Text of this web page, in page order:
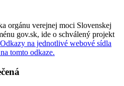
orgánu verejnej moci Slovenskej
gov.sk, ide o schválený projekt
Odkazy na jednotlivé webové sídla
tomto odkaze.